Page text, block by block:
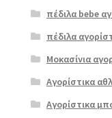
πέδιλα bebe
πέδιλα
Μοκασίνια
Αγορίστικα
Αγορίστικα